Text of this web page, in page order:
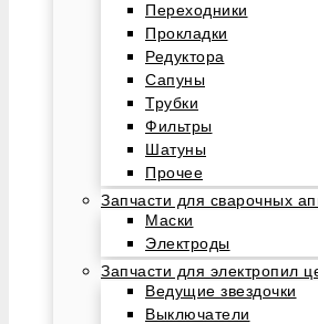
Переходники
Прокладки
Редуктора
Сапуны
Трубки
Фильтры
Шатуны
Прочее
Запчасти для сварочных
Маски
Электроды
Запчасти для электропил
Ведущие звездочки
Выключатели